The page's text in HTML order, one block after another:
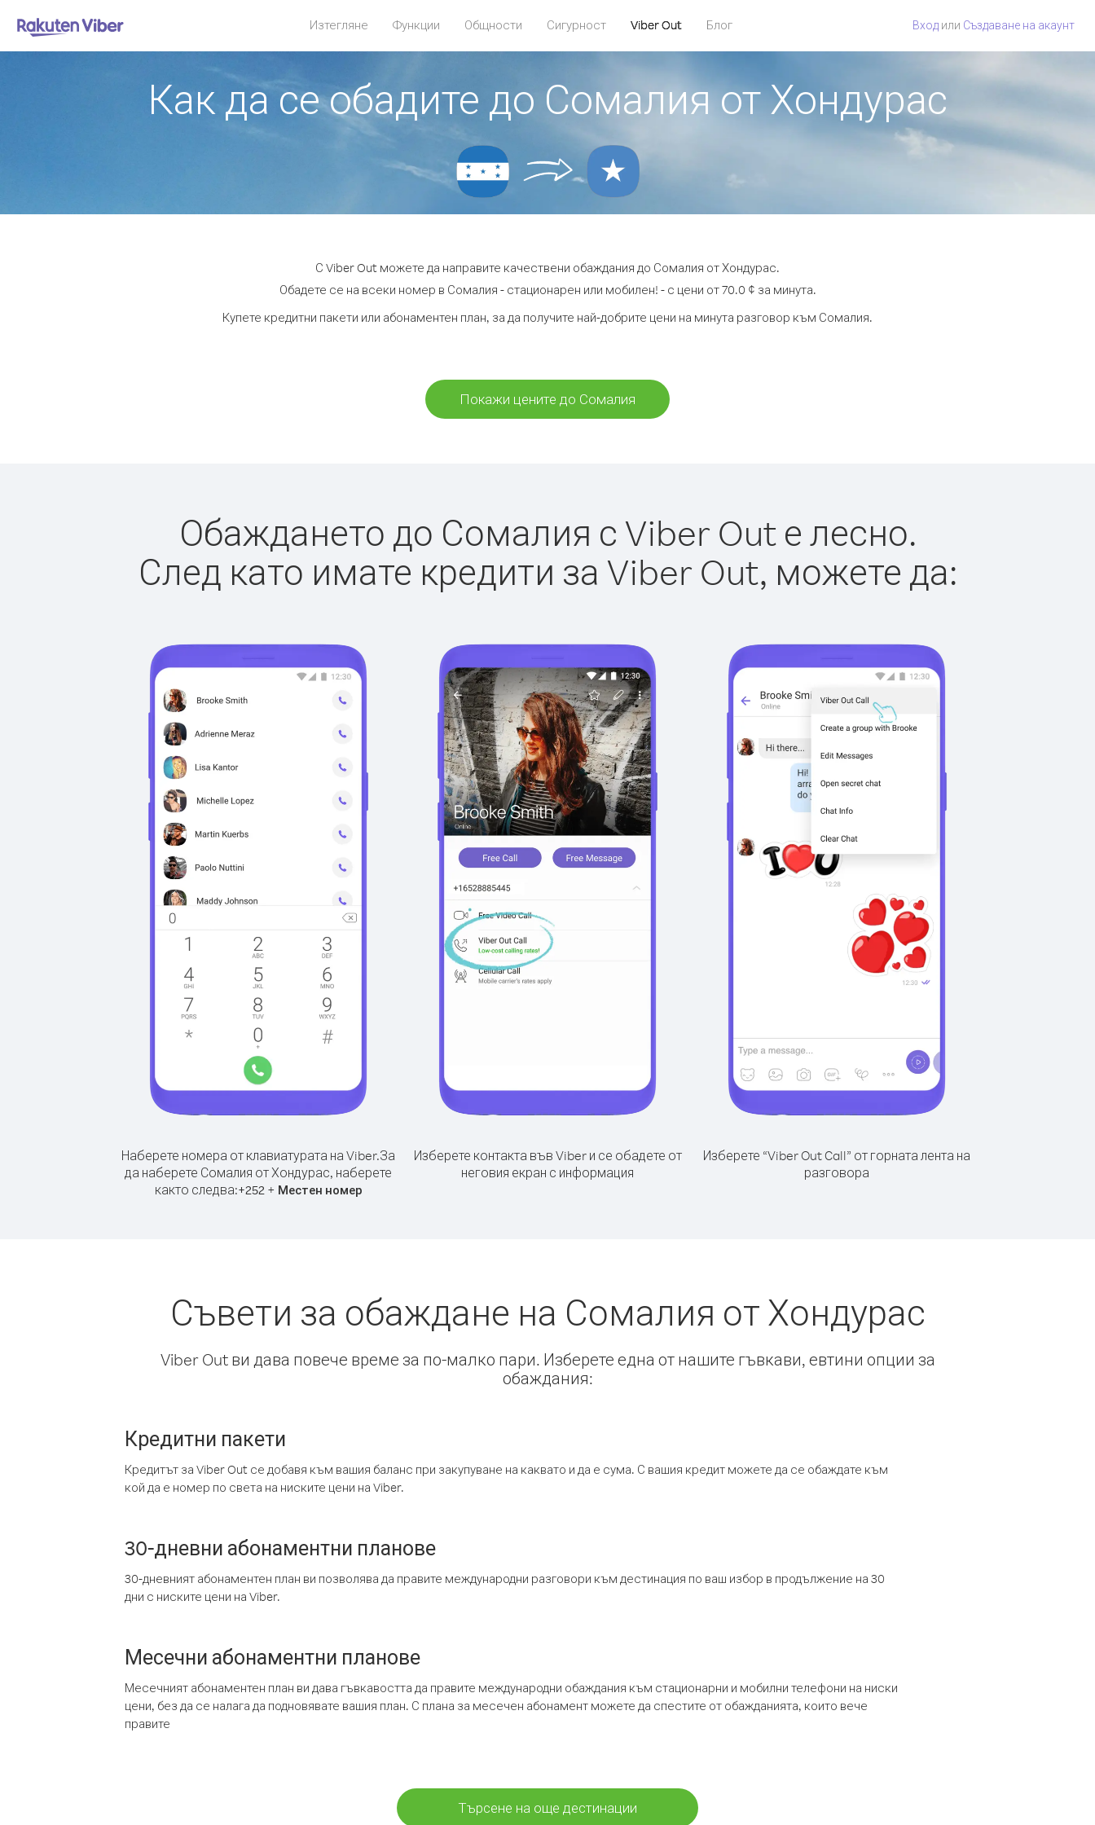
Изтегляне Функции Общности Сигурност Viber Out Блог Вход или Създаване на акаунт
Как да се обадите до Сомалия от Хондурас
С Viber Out можете да направите качествени обаждания до Сомалия от Хондурас.
Обадете се на всеки номер в Сомалия - стационарен или мобилен! - с цени от 70.0 ¢ за минута.
Купете кредитни пакети или абонаментен план, за да получите най-добрите цени на минута разговор към Сомалия.
Покажи цените до Сомалия
Обаждането до Сомалия с Viber Out е лесно.
След като имате кредити за Viber Out, можете да:
Наберете номера от клавиатурата на Viber.За
да наберете Сомалия от Хондурас, наберете
както следва:+252+ Местен номер
Изберете контакта във Viber и се обадете от
неговия екран с информация
Изберете “Viber Out Call” от горната лента на
разговора
Съвети за обаждане на Сомалия от Хондурас
Viber Out ви дава повече време за по-малко пари. Изберете една от нашите гъвкави, евтини опции за
обаждания:
Кредитни пакети
Кредитът за Viber Out се добавя към вашия баланс при закупуване на каквато и да е сума. С вашия кредит можете да се обаждате към
кой да е номер по света на ниските цени на Viber.
30-дневни абонаментни планове
30-дневният абонаментен план ви позволява да правите международни разговори към дестинация по ваш избор в продължение на 30
дни с ниските цени на Viber.
Месечни абонаментни планове
Месечният абонаментен план ви дава гъвкавостта да правите международни обаждания към стационарни и мобилни телефони на ниски
цени, без да се налага да подновявате вашия план. С плана за месечен абонамент можете да спестите от обажданията, които вече
правите
Търсене на още дестинации